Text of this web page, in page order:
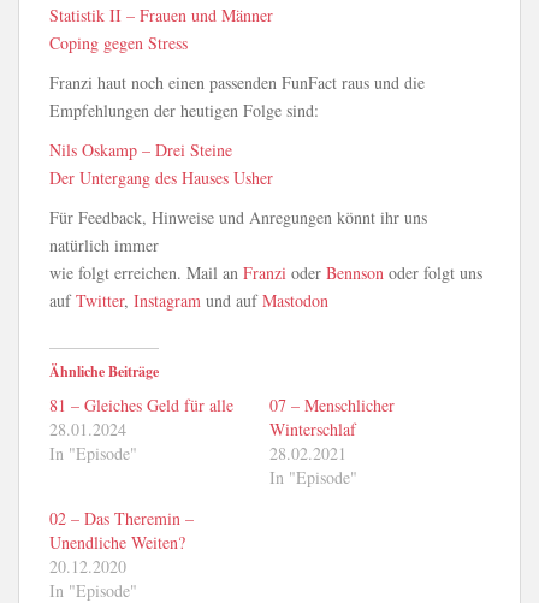
Statistik II – Frauen und Männer
Coping gegen Stress
Franzi haut noch einen passenden FunFact raus und die
Empfehlungen der heutigen Folge sind:
Nils Oskamp – Drei Steine
Der Untergang des Hauses Usher
Für Feedback, Hinweise und Anregungen könnt ihr uns
natürlich immer
wie folgt erreichen. Mail an Franzi oder Bennson oder folgt uns
aufTwitter, Instagram und aufMastodon
Ähnliche Beiträge
81 – Gleiches Geld für alle
28.01.2024
In "Episode"
07 – Menschlicher
Winterschlaf
28.02.2021
In "Episode"
02 – Das Theremin –
Unendliche Weiten?
20.12.2020
In "Episode"